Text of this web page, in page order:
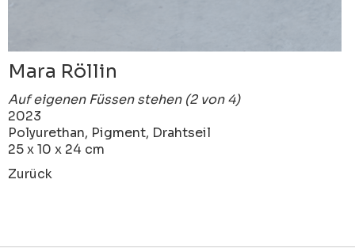
Mara Röllin
Auf eigenen Füssen stehen (2 von 4)
2023
Polyurethan, Pigment, Drahtseil
25 x 10 x 24 cm
Zurück